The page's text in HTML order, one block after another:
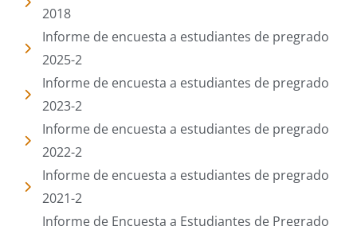
2018
Informe de encuesta a estudiantes de pregrado
2025-2
Informe de encuesta a estudiantes de pregrado
2023-2
Informe de encuesta a estudiantes de pregrado
2022-2
Informe de encuesta a estudiantes de pregrado
2021-2
Informe de Encuesta a Estudiantes de Pregrado